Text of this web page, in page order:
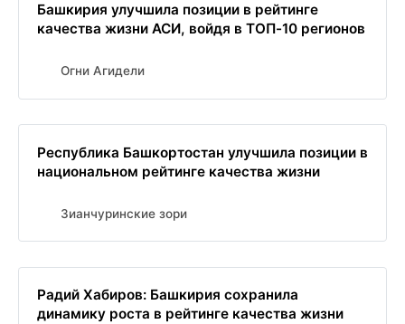
Башкирия улучшила позиции в рейтинге
качества жизни АСИ, войдя в ТОП-10 регионов
Огни Агидели
Республика Башкортостан улучшила позиции в
национальном рейтинге качества жизни
Зианчуринские зори
Радий Хабиров: Башкирия сохранила
динамику роста в рейтинге качества жизни